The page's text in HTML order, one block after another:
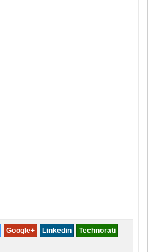
Google+ Linkedin
Technorati